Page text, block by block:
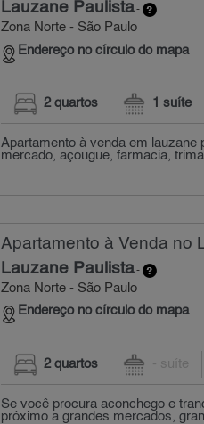
Lauzane Paulista-
Zona Norte - São Paulo
Endereço no círculo do mapa
2 quartos 1 suíte
Apartamento à venda em lauzane
mercado, açougue, farmacia,
Apartamento à Venda no
Lauzane Paulista-
Zona Norte - São Paulo
Endereço no círculo do mapa
2 quartos - suíte
Se você procura aconchego e
próximo a grandes mercados,